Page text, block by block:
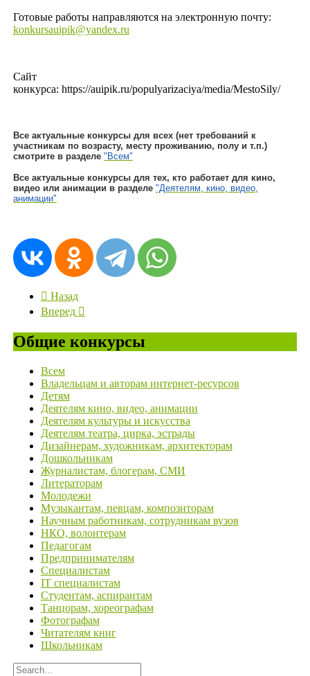
Готовые работы направляются на электронную почту:
konkursauipik@yandex.ru
Сайт
конкурса: https://auipik.ru/populyarizaciya/media/MestoSily/
Все актуальные конкурсы для всех (нет требований к
участникам по возрасту, месту проживанию, полу и т.п.)
смотрите в разделе "Всем"
Все актуальные конкурсы для тех, кто работает для кино,
видео или анимации в разделе "Деятелям, кино, видео,
анимации"
Назад
Вперед
Общие конкурсы
Всем
Владельцам и авторам интернет-ресурсов
Детям
Деятелям кино, видео, анимации
Деятелям культуры и искусства
Деятелям театра, цирка, эстрады
Дизайнерам, художникам, архитекторам
Дошкольникам
Журналистам, блогерам, СМИ
Литераторам
Молодежи
Музыкантам, певцам, композиторам
Научным работникам, сотрудникам вузов
НКО, волонтерам
Педагогам
Предпринимателям
Специалистам
IT специалистам
Студентам, аспирантам
Танцорам, хореографам
Фотографам
Читателям книг
Школьникам